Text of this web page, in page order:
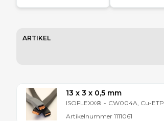
ARTIKEL
13 x 3 x 0,5 mm
ISOFLEXX® - CW004A, Cu-ETP
Artikelnummer 1111061